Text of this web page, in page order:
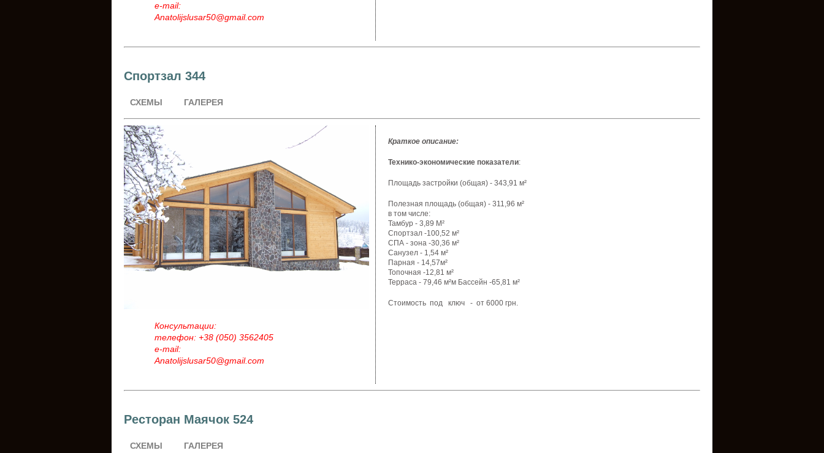
e-mail:
Anatolijslusar50@gmail.com
Спортзал 344
СХЕМЫ ГАЛЕРЕЯ
Консультации:
телефон: +38 (050) 3562405
e-mail:
Anatolijslusar50@gmail.com
Краткое описание:
Технико-экономические показатели:
Площадь застройки (общая) - 343,91 м²
Полезная площадь (общая) - 311,96 м²
в том числе:
Тамбур - 3,89 М²
Спортзал -100,52 м²
СПА - зона -30,36 м²
Санузел - 1,54 м²
Парная - 14,57м²
Топочная -12,81 м²
Терраса - 79,46 м²м Бассейн -65,81 м²
Стоимость под ключ - от 6000 грн.
Ресторан Маячок 524
СХЕМЫ ГАЛЕРЕЯ